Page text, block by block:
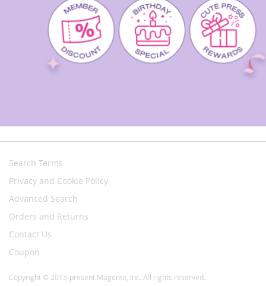
Search Terms
Privacy and Cookie Policy
Advanced Search
Orders and Returns
Contact Us
Coupon
Copyright © 2013-present Magento, Inc. All rights reserved.